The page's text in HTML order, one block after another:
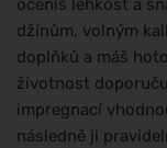
oceníš lehkost a
džínům, volným
doplňků a máš
životnost
impregnací
následně ji